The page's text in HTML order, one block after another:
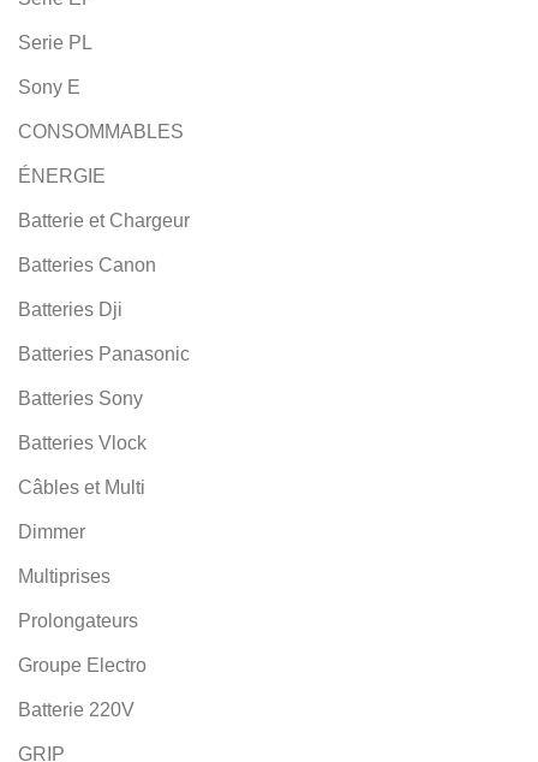
Serie PL
Sony E
CONSOMMABLES
ÉNERGIE
Batterie et Chargeur
Batteries Canon
Batteries Dji
Batteries Panasonic
Batteries Sony
Batteries Vlock
Câbles et Multi
Dimmer
Multiprises
Prolongateurs
Groupe Electro
Batterie 220V
GRIP